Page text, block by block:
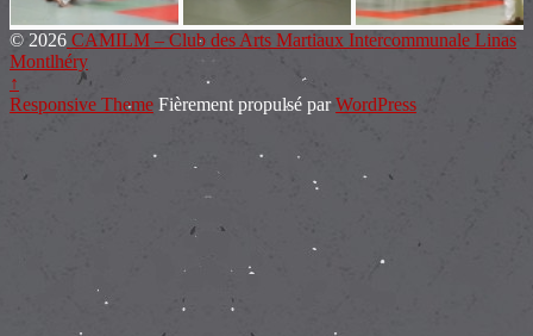
© 2026 CAMILM – Club des Arts Martiaux Intercommunale Linas
Montlhéry
↑
Responsive Theme Fièrement propulsé parWordPress